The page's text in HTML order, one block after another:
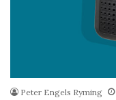
Peter Engels Ryming